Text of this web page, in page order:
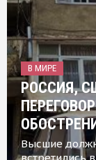
В МИРЕ
РОССИЯ,
Высшие
встретились